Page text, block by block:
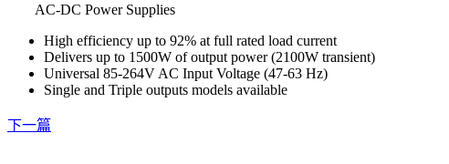
AC-DC Power Supplies
High efficiency up to 92% at full rated load current
Delivers up to 1500W of output power (2100W transient)
Universal 85-264V AC Input Voltage (47-63 Hz)
Single and Triple outputs models available
下一篇